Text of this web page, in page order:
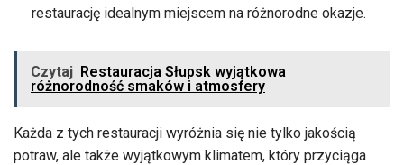
restaurację idealnym miejscem na różnorodne okazje.
Czytaj Restauracja Słupsk wyjątkowa
różnorodność smaków i atmosfery
Każda z tych restauracji wyróżnia się nie tylko jakością
potraw, ale także wyjątkowym klimatem, który przyciąga